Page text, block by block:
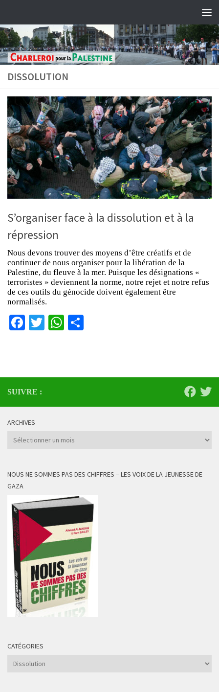
DISSOLUTION
S’organiser face à la dissolution et à la
répression
Nous devons trouver des moyens d’être créatifs et de
continuer de nous organiser pour la libération de la
Palestine, du fleuve à la mer. Puisque les désignations «
terroristes » deviennent la norme, notre rejet et notre refus
de ces outils du génocide doivent également être
normalisés.
Facebook
TwitterWhatsApp
SUIVRE :
ARCHIVES
Archives
NOUS NE SOMMES PAS DES CHIFFRES – LES VOIX DE LA JEUNESSE DE
GAZA
CATÉGORIES
Catégories